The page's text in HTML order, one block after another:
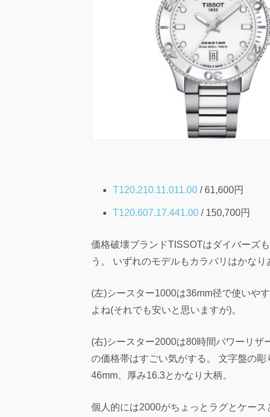
T120.210.11.011.00 / 61,600円
T120.607.17.441.00 / 150,700円
価格破壊ブランドTISSOTはダイバーズ
う。 いずれのモデルもカラバリはかな
(左)シースター1000は36mm径で使いや
よね(それでも安いと思いますが)。
(右)シースター2000は80時間パワーリザ
の価格帯はすごい気がする。 文字盤の
46mm、厚み16.3とかなり大柄。
個人的には2000がちょっとラグとケー